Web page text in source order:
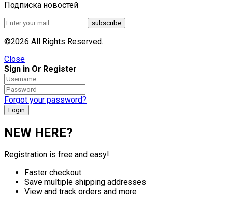
Подписка новостей
©2026 All Rights Reserved.
Close
Sign in Or Register
Forgot your password?
NEW HERE?
Registration is free and easy!
Faster checkout
Save multiple shipping addresses
View and track orders and more